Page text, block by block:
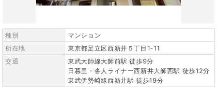
種別
マンション
所在地
東京都足立区西新井５丁目1-11
交通
東武大師線大師前駅 徒歩9分
日暮里・舎人ライナー西新井大師西駅 徒歩12分
東武伊勢崎線西新井駅 徒歩19分